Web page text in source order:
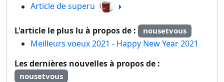
Article de superu
L'article le plus lu à propos de : nousetvous
Meilleurs voeux 2021 - Happy New Year 2021
Les dernières nouvelles à propos de :
nousetvous